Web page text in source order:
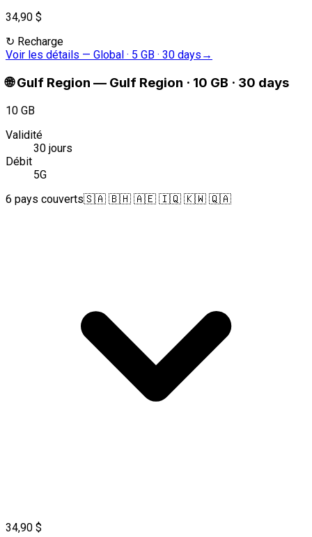
34,90 $
↻ Recharge
Voir les détails — Global · 5 GB · 30 days →
🌐 Gulf Region — Gulf Region · 10 GB · 30 days
10 GB
Validité
30 jours
Débit
5G
6 pays couverts🇸🇦 🇧🇭 🇦🇪 🇮🇶 🇰🇼 🇶🇦
34,90 $